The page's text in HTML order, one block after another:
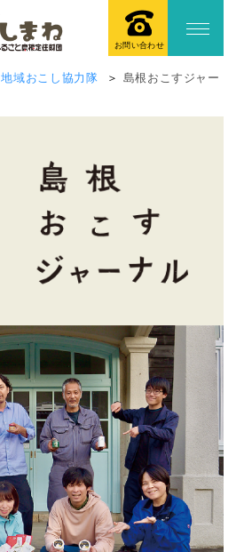
お問い合わせ
地域おこし協力隊
島根おこすジャー